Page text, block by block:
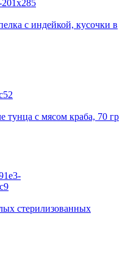
с индейкой, кусочки в
с мясом краба, 70 гр
стерилизованных